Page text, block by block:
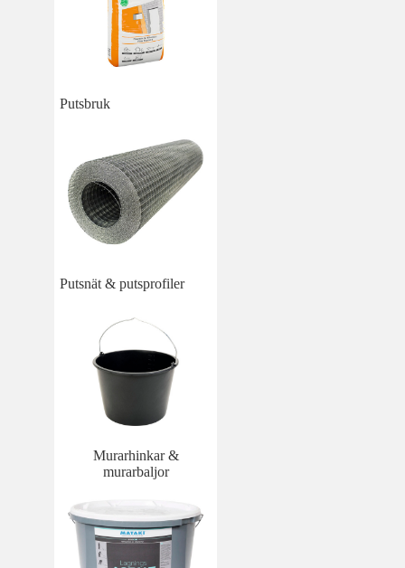
Putsbruk
Putsnät & putsprofiler
Murarhinkar &
murarbaljor